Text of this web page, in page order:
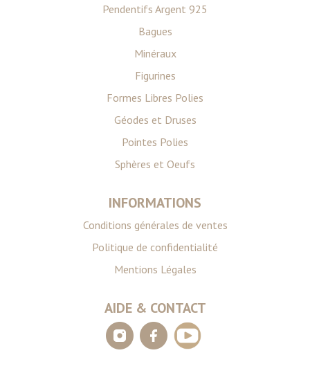
Pendentifs Argent 925
Bagues
Minéraux
Figurines
Formes Libres Polies
Géodes et Druses
Pointes Polies
Sphères et Oeufs
INFORMATIONS
Conditions générales de ventes
Politique de confidentialité
Mentions Légales
AIDE & CONTACT